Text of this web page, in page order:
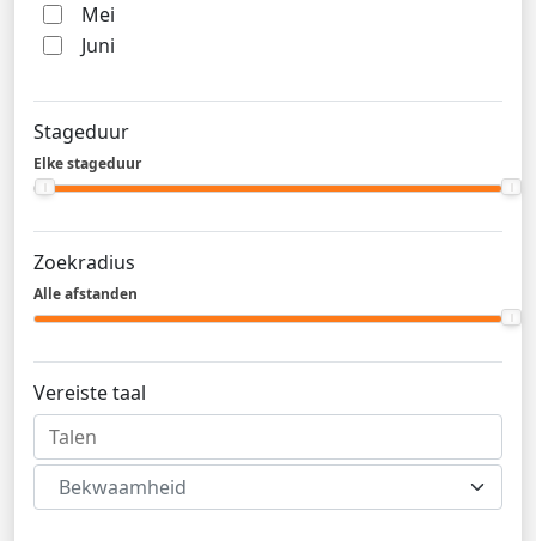
Mei
Juni
Stageduur
Elke stageduur
Zoekradius
Alle afstanden
Vereiste taal
Bekwaamheid